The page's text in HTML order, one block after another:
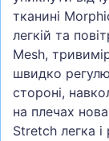
тканині
легкій та
Mesh,
швидко
стороні,
на плечах
Stretch легка